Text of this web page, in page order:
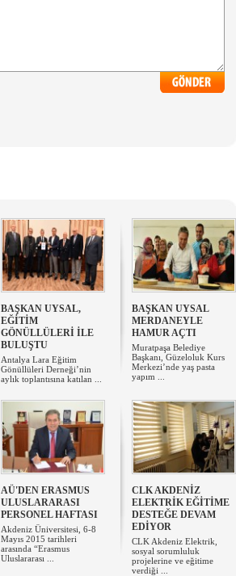
​BAŞKAN UYSAL,
EĞİTİM
GÖNÜLLÜLERİ İLE
BULUŞTU
Antalya Lara Eğitim
Gönüllüleri Derneği’nin
aylık toplantısına katılan ...
BAŞKAN UYSAL
MERDANEYLE
HAMUR AÇTI
Muratpaşa Belediye
Başkanı, Güzeloluk Kurs
Merkezi’nde yaş pasta
yapım ...
AÜ'DEN ERASMUS
ULUSLARARASI
PERSONEL HAFTASI
Akdeniz Üniversitesi, 6-8
Mayıs 2015 tarihleri
arasında “Erasmus
Uluslararası ...
​CLK AKDENİZ
ELEKTRİK EĞİTİME
DESTEĞE DEVAM
EDİYOR
CLK Akdeniz Elektrik,
sosyal sorumluluk
projelerine ve eğitime
verdiği ...